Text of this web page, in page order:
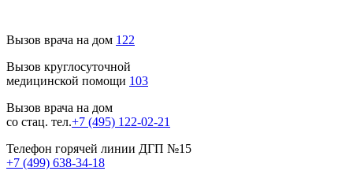
Вызов врача на дом 122
Вызов круглосуточной
медицинской помощи 103
Вызов врача на дом
со стац. тел.+7 (495) 122-02-21
Телефон горячей линии ДГП №15
+7 (499) 638-34-18